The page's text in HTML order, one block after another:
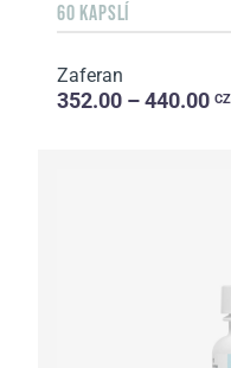
60 KAPSLÍ
Zaferan
352.00 – 440.00